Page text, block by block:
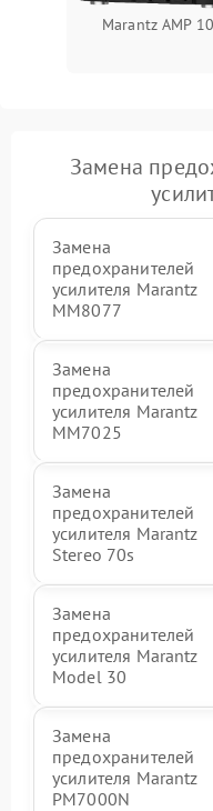
Marantz AMP 10
Замена
Замена
предохранителей
усилителя Marantz
MM8077
Замена
предохранителей
усилителя Marantz
MM7025
Замена
предохранителей
усилителя Marantz
Stereo 70s
Замена
предохранителей
усилителя Marantz
Model 30
Замена
предохранителей
усилителя Marantz
PM7000N